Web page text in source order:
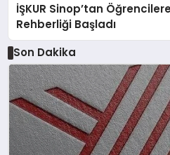
İŞKUR Sinop’tan
Rehberliği Başladı
Son Dakika